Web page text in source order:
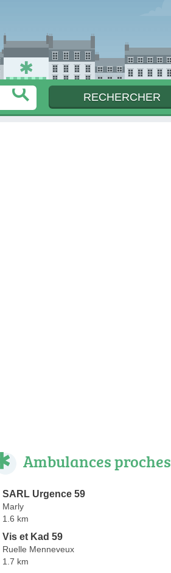
Ambulances proches
SARL Urgence 59
Marly
1.6 km
Vis et Kad 59
Ruelle Menneveux
1.7 km